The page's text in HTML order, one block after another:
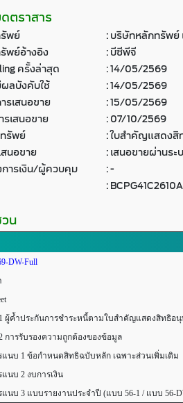
ตราสาร
พย์ :บริษัทหลักทรัพย์
พย์อ้างอิง
:บีซีพีจี
ครั้งล่าสุด
:14/05/2569
ลบังคับใช้
:14/05/2569
รเสนอขาย
:15/05/2569
เสนอขาย
:07/10/2569
รัพย์
:ใบสำคัญแสดงสิ
สนอขาย
:เสนอขายผ่านร
ารเงิน/ผู้ควบคุม
:-
:BCPG41C2610A
น
DW-Full
ประกันการชำระหนี้ตามใบสำคัญแสดงสิทธิอนุ
รรับรองความถูกต้องของข้อมูล
1 ข้อกำหนดสิทธิฉบับหลัก เฉพาะส่วนเพิ่มเติม
บ 2 งบการเงิน
3 แบบรายงานประจำปี (แบบ 56-1 / แบบ 56-